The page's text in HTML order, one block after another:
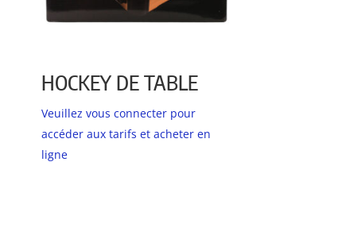
HOCKEY DE TABLE
Veuillez vous connecter pour
accéder aux tarifs et acheter en
ligne